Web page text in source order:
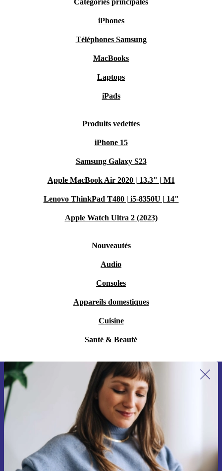
Catégories principales
iPhones
Téléphones Samsung
MacBooks
Laptops
iPads
Produits vedettes
iPhone 15
Samsung Galaxy S23
Apple MacBook Air 2020 | 13.3" | M1
Lenovo ThinkPad T480 | i5-8350U | 14"
Apple Watch Ultra 2 (2023)
Nouveautés
Audio
Consoles
Appareils domestiques
Cuisine
Santé & Beauté
Recevoir offres et infos de refurbed
par mail
Ne manquez plus aucune offre.
S'inscrire